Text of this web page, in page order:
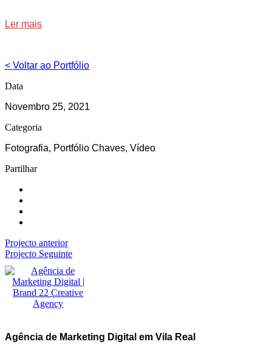
Ler mais
< Voltar ao Portfólio
Data
Novembro 25, 2021
Categoria
Fotografia, Portfólio Chaves, Vídeo
Partilhar
Projecto anterior
Projecto Seguinte
Agência de Marketing Digital em Vila Real